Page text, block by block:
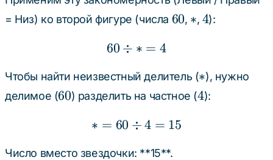
= Низ) ко второй фигуре (числа 60
60, \ast
∗, 4
4):
60 \div \ast = 4
60 ÷ ∗ = 4
Чтобы найти неизвестный делитель (\ast
∗), нужно
делимое (60
60) разделить на частное (4
4):
\ast = 60 \div 4 = 15
∗ = 60 ÷4 = 15
Число вместо звездочки: **15**.